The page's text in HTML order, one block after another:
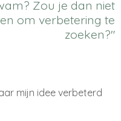
Zou je dan niet
om verbetering te
zoeken?"
mijn idee verbeterd